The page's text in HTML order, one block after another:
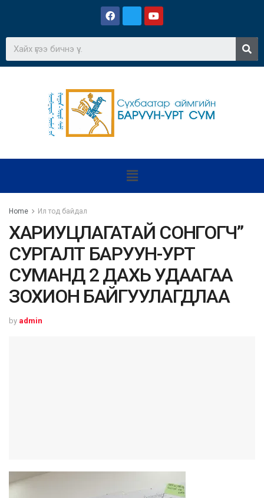
Home Ил тод байдал
ХАРИУЦЛАГАТАЙ СОНГОГЧ”
СУРГАЛТ БАРУУН-УРТ
СУМАНД 2 ДАХЬ УДААГАА
ЗОХИОН БАЙГУУЛАГДЛАА
by admin